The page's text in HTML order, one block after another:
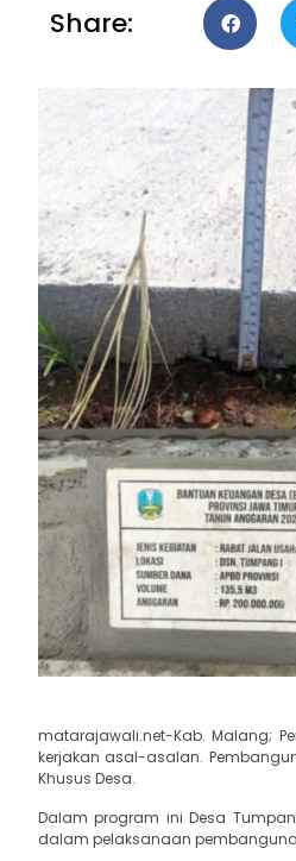
Share:
matarajawali.net-Kab. Malang;
kerjakan asal-asalan.
Khusus Desa.
Dalam program ini Desa
dalam pelaksanaan